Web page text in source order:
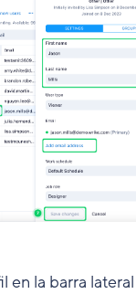
en la barra